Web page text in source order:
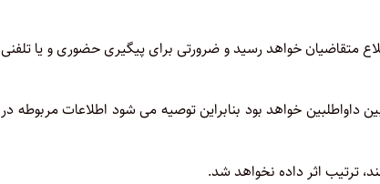
متقاضیان خواهد رسید و ضرورتی برای پیگیری حضوری و یا تلفنی
داواطلبین خواهد بود بنابراین توصیه می شود اطلاعات مربوطه در